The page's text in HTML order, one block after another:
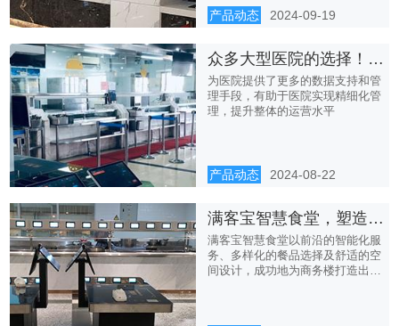
产品动态 2024-09-19
众多大型医院的选择！满客宝智慧食堂核心优势揭秘
为医院提供了更多的数据支持和管
理手段，有助于医院实现精细化管
理，提升整体的运营水平
产品动态 2024-08-22
满客宝智慧食堂，塑造商务楼智能健康用餐新风尚
满客宝智慧食堂以前沿的智能化服
务、多样化的餐品选择及舒适的空
间设计，成功地为商务楼打造出一